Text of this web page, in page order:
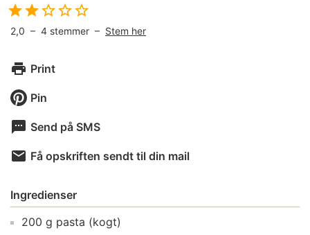
2,0 – 4 stemmer – Stem her
Print
Pin
Send på SMS
Få opskriften sendt til din mail
Ingredienser
200 g pasta (kogt)